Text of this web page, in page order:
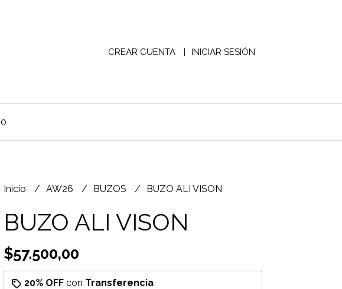
CREAR CUENTA INICIAR SESIÓN
0
Inicio AW26 BUZOS BUZO ALI VISON
BUZO ALI VISON
$57.500,00
20% OFFcon Transferencia